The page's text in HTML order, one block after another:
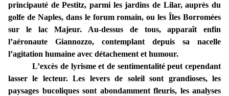
principauté de Pestitz, parmi les jardins de Lilar, auprès du
golfe de Naples, dans le forum romain, ou les Îles Borromées
sur le lac Majeur. Au-dessus de tous, apparaît enfin
l’aéronaute Giannozzo, contemplant depuis sa nacelle
l’agitation humaine avec détachement et humour.
L’excès de lyrisme et de sentimentalité peut cependant
lasser le lecteur. Les levers de soleil sont grandioses, les
paysages bucoliques sont abondamment fleuris, les analyses